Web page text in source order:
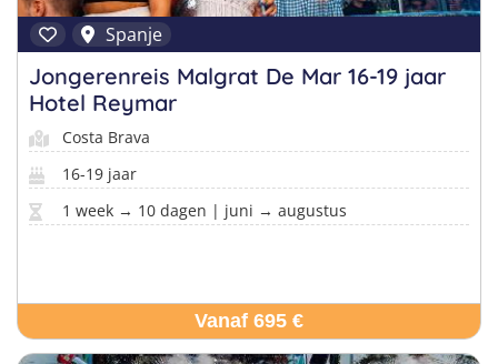
Spanje
Jongerenreis Malgrat De Mar 16-19 jaar
Hotel Reymar
Costa Brava
16-19 jaar
1 week → 10 dagen | juni → augustus
Vanaf 695 €